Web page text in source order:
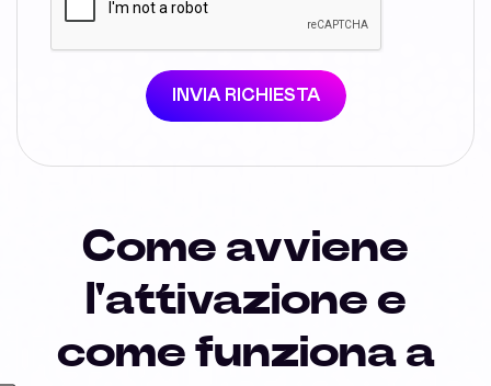
INVIA RICHIESTA
Come avviene
l'attivazione e
come funziona a